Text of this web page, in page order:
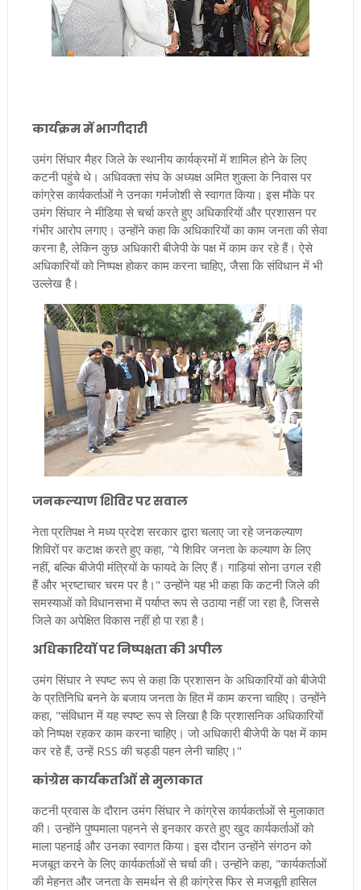
कार्यक्रम में भागीदारी
उमंग सिंघार मैहर जिले के स्थानीय कार्यक्रमों में शामिल होने के लिए
कटनी पहुंचे थे। अधिवक्ता संघ के अध्यक्ष अमित शुक्ला के निवास पर
कांग्रेस कार्यकर्ताओं ने उनका गर्मजोशी से स्वागत किया। इस मौके पर
उमंग सिंघार ने मीडिया से चर्चा करते हुए अधिकारियों और प्रशासन पर
गंभीर आरोप लगाए। उन्होंने कहा कि अधिकारियों का काम जनता की सेवा
करना है, लेकिन कुछ अधिकारी बीजेपी के पक्ष में काम कर रहे हैं। ऐसे
अधिकारियों को निष्पक्ष होकर काम करना चाहिए, जैसा कि संविधान में भी
उल्लेख है।
जनकल्याण शिविर पर सवाल
नेता प्रतिपक्ष ने मध्य प्रदेश सरकार द्वारा चलाए जा रहे जनकल्याण
शिविरों पर कटाक्ष करते हुए कहा, "ये शिविर जनता के कल्याण के लिए
नहीं, बल्कि बीजेपी मंत्रियों के फायदे के लिए हैं। गाड़ियां सोना उगल रही
हैं और भ्रष्टाचार चरम पर है।" उन्होंने यह भी कहा कि कटनी जिले की
समस्याओं को विधानसभा में पर्याप्त रूप से उठाया नहीं जा रहा है, जिससे
जिले का अपेक्षित विकास नहीं हो पा रहा है।
अधिकारियों पर निष्पक्षता की अपील
उमंग सिंघार ने स्पष्ट रूप से कहा कि प्रशासन के अधिकारियों को बीजेपी
के प्रतिनिधि बनने के बजाय जनता के हित में काम करना चाहिए। उन्होंने
कहा, "संविधान में यह स्पष्ट रूप से लिखा है कि प्रशासनिक अधिकारियों
को निष्पक्ष रहकर काम करना चाहिए। जो अधिकारी बीजेपी के पक्ष में काम
कर रहे हैं, उन्हें RSS की चड्डी पहन लेनी चाहिए।"
कांग्रेस कार्यकर्ताओं से मुलाकात
कटनी प्रवास के दौरान उमंग सिंघार ने कांग्रेस कार्यकर्ताओं से मुलाकात
की। उन्होंने पुष्पमाला पहनने से इनकार करते हुए खुद कार्यकर्ताओं को
माला पहनाई और उनका स्वागत किया। इस दौरान उन्होंने संगठन को
मजबूत करने के लिए कार्यकर्ताओं से चर्चा की। उन्होंने कहा, "कार्यकर्ताओं
की मेहनत और जनता के समर्थन से ही कांग्रेस फिर से मजबूती हासिल